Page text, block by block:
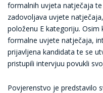
formalnih uvjeta natječaja
zadovoljava uvjete
položenu E kategoriju. Osim
formalne uvjete natječaja,
prijavljena kandidata te se
pristupili intervjuu povukli
Povjerenstvo je predstavilo